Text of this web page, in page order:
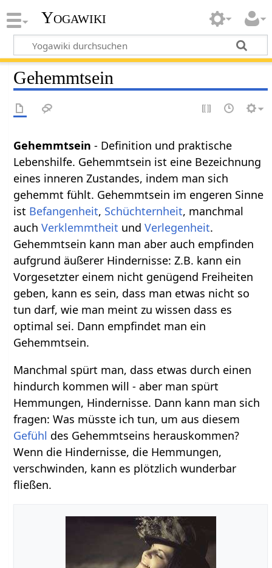
Yogawiki
Gehemmtsein
Gehemmtsein - Definition und praktische
Lebenshilfe. Gehemmtsein ist eine Bezeichnung
eines inneren Zustandes, indem man sich
gehemmt fühlt. Gehemmtsein im engeren Sinne
ist Befangenheit, Schüchternheit, manchmal
auchVerklemmtheit undVerlegenheit.
Gehemmtsein kann man aber auch empfinden
aufgrund äußerer Hindernisse: Z.B. kann ein
Vorgesetzter einem nicht genügend Freiheiten
geben, kann es sein, dass man etwas nicht so
tun darf, wie man meint zu wissen dass es
optimal sei. Dann empfindet man ein
Gehemmtsein.
Manchmal spürt man, dass etwas durch einen
hindurch kommen will - aber man spürt
Hemmungen, Hindernisse. Dann kann man sich
fragen: Was müsste ich tun, um aus diesem
Gefühl des Gehemmtseins herauskommen?
Wenn die Hindernisse, die Hemmungen,
verschwinden, kann es plötzlich wunderbar
fließen.